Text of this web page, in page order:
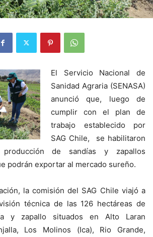
El Servicio Nacional de
Sanidad Agraria (SENASA)
anunció que, luego de
cumplir con el plan de
trabajo establecido por
SAG Chile, se habilitaron
de sandías y zapallos
podrán exportar al mercado sureño.
la comisión del SAG Chile viajó a
técnica de las 126 hectáreas de
y zapallo situados en Alto Laran
Los Molinos (Ica), Rio Grande,